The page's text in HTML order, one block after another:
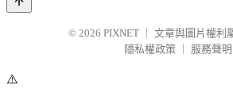
© 2026 PIXNET
文章與圖片權利
隱私權政策
服務聲明
⚠️